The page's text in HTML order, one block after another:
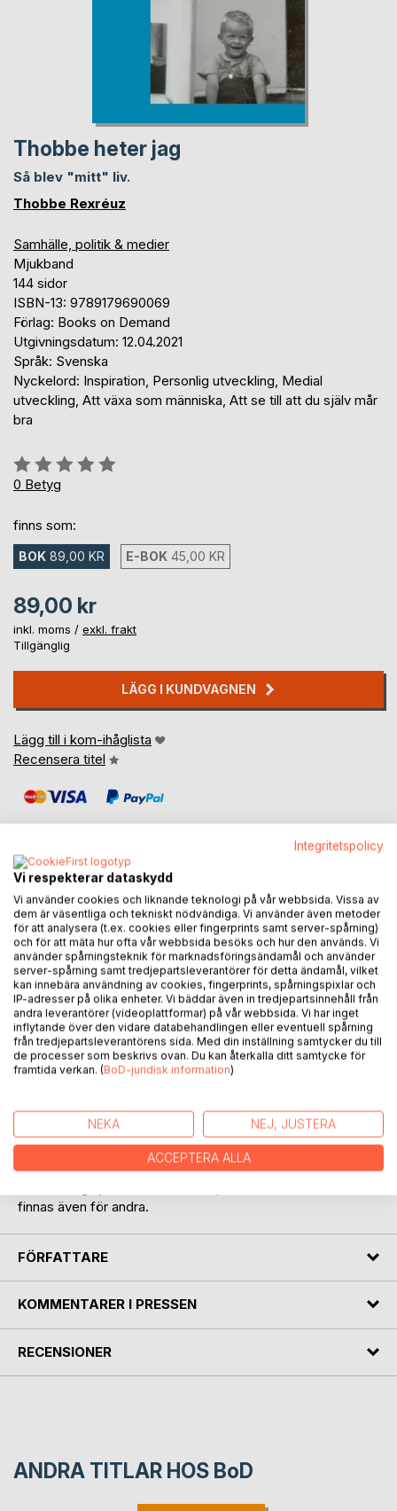
Thobbe heter jag
Så blev "mitt" liv.
Thobbe Rexréuz
Samhälle, politik & medier
Mjukband
144 sidor
ISBN-13: 9789179690069
Förlag: Books on Demand
Utgivningsdatum: 12.04.2021
Språk: Svenska
Nyckelord: Inspiration, Personlig utveckling, Medial
utveckling, Att växa som människa, Att se till att du själv mår
bra
Betyg::
0%
0 Betyg
finns som:
BOK 89,00 KR E-BOK 45,00 KR
89,00 kr
inkl. moms / exkl. frakt
Tillgänglig
LÄGG I KUNDVAGNEN
Lägg till i kom-ihåglista
Recensera titel
BESKRIVNING
Mitt, som jag trodde, innehållslösa liv visade sig vara ett rikt
liv. Det blev många härliga möten med andra, möten med
sidor hos mig själv som jag inte trodde jag hade men
framför allt blev boken en kick framåt i min personliga
utveckling.
Detta var en process som tog både tid och kraft i anspråk,
men det var något som jag velat göra länge och som jag
för läsaren därute.
Unna dig att må bra, är en slogan jag myntade redan 2006.
Det är verkligen något vi människor behöver träna mer på,
finnas även för andra.
FÖRFATTARE
KOMMENTARER I PRESSEN
RECENSIONER
ANDRA TITLAR HOS BoD
Integritetspolicy
Vi respekterar dataskydd
Vi använder cookies och liknande teknologi på vår webbsida. Vissa av
dem är väsentliga och tekniskt nödvändiga. Vi använder även metoder
för att analysera (t.ex. cookies eller fingerprints samt server-spårning)
och för att mäta hur ofta vår webbsida besöks och hur den används. Vi
använder spårningsteknik för marknadsföringsändamål och använder
server-spårning samt tredjepartsleverantörer för detta ändamål, vilket
kan innebära användning av cookies, fingerprints, spårningspixlar och
IP-adresser på olika enheter. Vi bäddar även in tredjepartsinnehåll från
andra leverantörer (videoplattformar) på vår webbsida. Vi har inget
inflytande över den vidare databehandlingen eller eventuell spårning
från tredjepartsleverantörens sida. Med din inställning samtycker du till
de processer som beskrivs ovan. Du kan återkalla ditt samtycke för
framtida verkan. (BoD-juridisk information)
NEKA NEJ, JUSTERA
ACCEPTERA ALLA